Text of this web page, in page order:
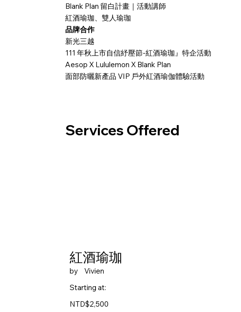
Blank Plan 留白計畫｜活動講師
紅酒瑜珈、雙人瑜珈
品牌合作
新光三越
111 年秋上市自信紓壓節-紅酒瑜珈』特企活動
Aesop X Lululemon X Blank Plan
面部防曬新產品 VIP 戶外紅酒瑜伽體驗活動
Services Offered
NTD$2,500
Starting at:
Vivien
紅酒瑜珈
by